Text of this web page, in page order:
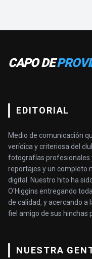
CAPO DE
EDITORIAL
Medio de comunicación
verídica y criteriosa del
fotografías profesionales
reportajes y un completo
digital. Nuestro hito ha
O'Higgins entregando
de calidad, y acercando a
fiel amigo de sus hinchas
NUESTRA